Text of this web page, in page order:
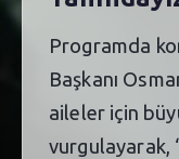
Programda
Başkanı
aileler için
vurgulayarak,